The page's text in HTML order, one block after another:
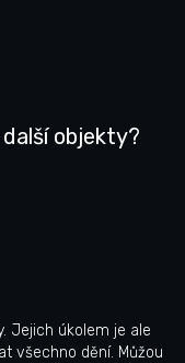
objekty?
Jejich úkolem je ale
všechno dění. Můžou